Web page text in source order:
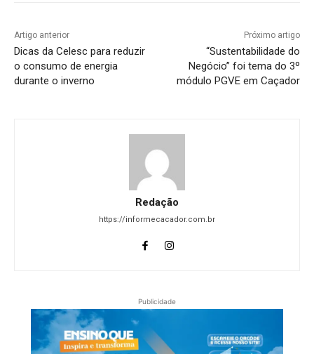
Artigo anterior
Dicas da Celesc para reduzir
o consumo de energia
durante o inverno
Próximo artigo
“Sustentabilidade do
Negócio” foi tema do 3º
módulo PGVE em Caçador
Redação
https://informecacador.com.br
Publicidade